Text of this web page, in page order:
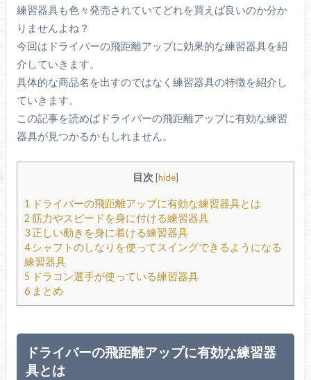
練習器具も色々発売されていてどれを買えば良いのか分か
りませんよね？
今回はドライバーの飛距離アップに効果的な練習器具を紹
介していきます。
具体的な商品名を出すのではなく練習器具の特徴を紹介し
ていきます。
この記事を読めばドライバーの飛距離アップに有効な練習
器具が見つかるかもしれません。
目次 [hide]
1 ドライバーの飛距離アップに有効な練習器具とは
2 筋力やスピードを身に付ける練習器具
3正しい動きを身に着ける練習器具
4シャフトのしなりを使ってスイングできるようになる
練習器具
5 ドラコン選手が使っている練習器具
6まとめ
ドライバーの飛距離アップに有効な練習器
具とは